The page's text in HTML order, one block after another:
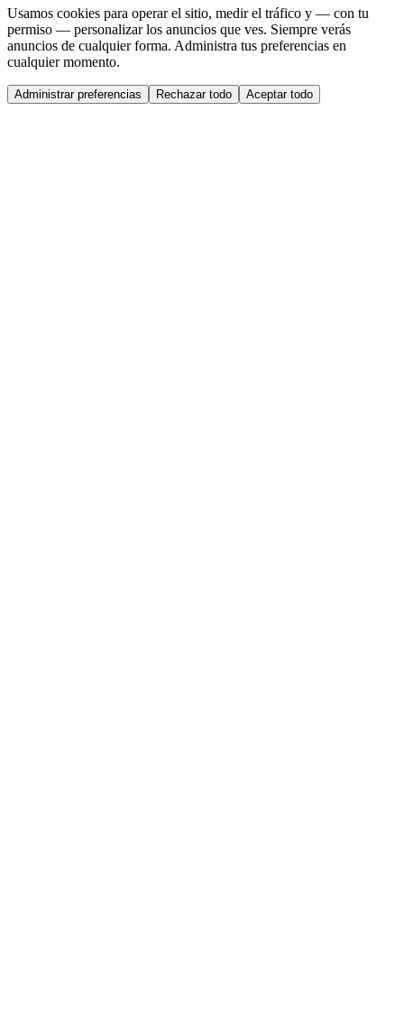
Usamos cookies para operar el sitio, medir el tráfico y — con tu
permiso — personalizar los anuncios que ves. Siempre verás
anuncios de cualquier forma. Administra tus preferencias en
cualquier momento.
Administrar preferencias Rechazar todo Aceptar todo